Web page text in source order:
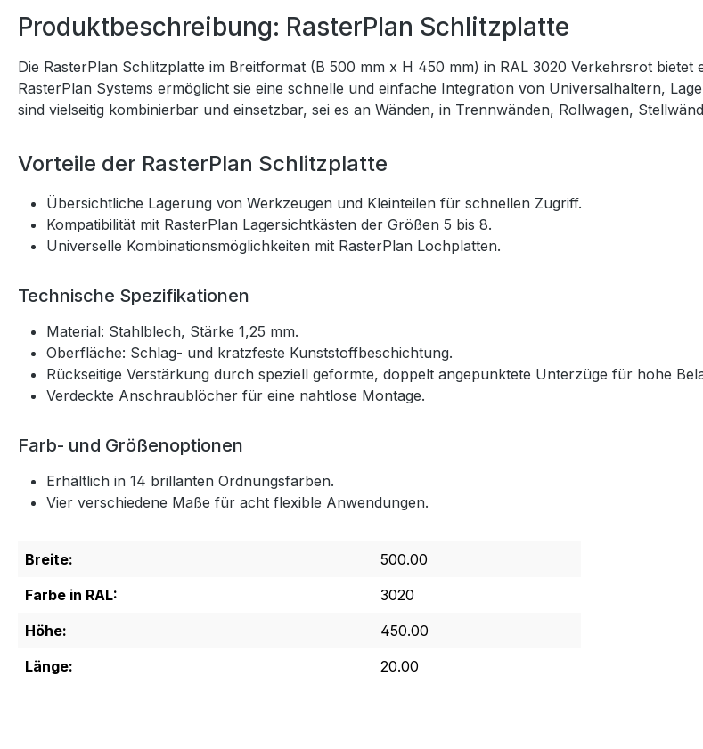
Produktbeschreibung: RasterPlan Schlitzplatte
Die RasterPlan Schlitzplatte im Breitformat (B 500 mm x H 450 mm) in RAL 3020 Verkehrsrot
RasterPlan Systems ermöglicht sie eine schnelle und einfache Integration von Universalhaltern,
sind vielseitig kombinierbar und einsetzbar, sei es an Wänden, in Trennwänden, Rollwagen,
Vorteile der RasterPlan Schlitzplatte
Übersichtliche Lagerung von Werkzeugen und Kleinteilen für schnellen Zugriff.
Kompatibilität mit RasterPlan Lagersichtkästen der Größen 5 bis 8.
Universelle Kombinationsmöglichkeiten mit RasterPlan Lochplatten.
Technische Spezifikationen
Material: Stahlblech, Stärke 1,25 mm.
Oberfläche: Schlag- und kratzfeste Kunststoffbeschichtung.
Rückseitige Verstärkung durch speziell geformte, doppelt angepunktete Unterzüge für hohe
Verdeckte Anschraublöcher für eine nahtlose Montage.
Farb- und Größenoptionen
Erhältlich in 14 brillanten Ordnungsfarben.
Vier verschiedene Maße für acht flexible Anwendungen.
Breite:
500.00
Farbe in RAL:
3020
Höhe:
450.00
Länge:
20.00